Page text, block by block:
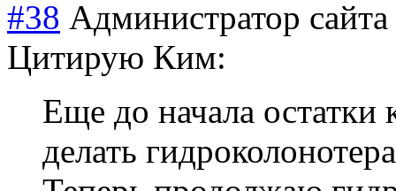
#38 Администратор сайта
Цитирую Ким:
Еще до начала остатки
делать гидроколонотера